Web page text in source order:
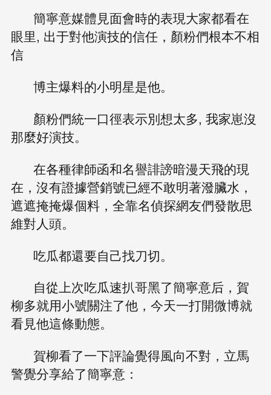
簡寧意媒體見面會時的表現大家都看在
眼里, 出于對他演技的信任，顏粉們根本不相
信
博主爆料的小明星是他。
顏粉們統一口徑表示別想太多, 我家崽沒
那麼好演技。
在各種律師函和名譽誹謗暗漫天飛的現
在，沒有證據營銷號已經不敢明著潑臟水，
遮遮掩掩爆個料，全靠名偵探網友們發散思
維對人頭。
吃瓜都還要自己找刀切。
自從上次吃瓜速扒哥黑了簡寧意后，賀
柳多就用小號關注了他，今天一打開微博就
看見他這條動態。
賀柳看了一下評論覺得風向不對，立馬
警覺分享給了簡寧意：